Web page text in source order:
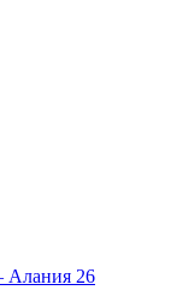
Алания 26